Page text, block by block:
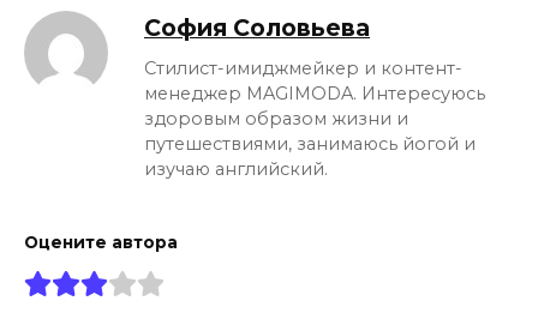
София Соловьева
Стилист-имиджмейкер и контент-
менеджер MAGIMODA. Интересуюсь
здоровым образом жизни и
путешествиями, занимаюсь йогой и
изучаю английский.
Оцените автора